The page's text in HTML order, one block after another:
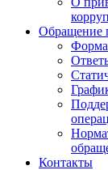
Обращение
Форма
Контакты